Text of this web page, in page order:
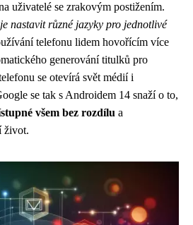
uživatelé se zrakovým postižením.
nastavit různé jazyky pro jednotlivé
telefonu lidem hovořícím více
generování titulků pro
se otevírá svět médií i
se tak s Androidem 14 snaží o to,
všem bez rozdílu a
život.